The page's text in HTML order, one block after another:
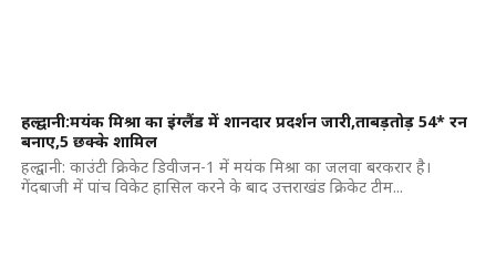
हल्द्वानी:मयंक मिश्रा का इंग्लैंड में शानदार प्रदर्शन जारी,ताबड़तोड़ 54* रन
बनाए,5 छक्के शामिल
हल्द्वानी: काउंटी क्रिकेट डिवीजन-1 में मयंक मिश्रा का जलवा बरकरार है।
गेंदबाजी में पांच विकेट हासिल करने के बाद उत्तराखंड क्रिकेट टीम...